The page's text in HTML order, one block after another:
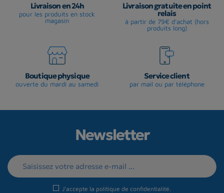
Livraison en 24h
pour les produits en stock
magasin
Livraison gratuite en point
relais
à partir de 79€ d'achat (hors
produits long)
Boutique physique
ouverte du mardi au samedi
Service client
par mail ou par téléphone
Newsletter
J'accepte la politique de confidentialité